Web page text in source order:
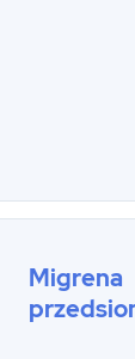
Migrena